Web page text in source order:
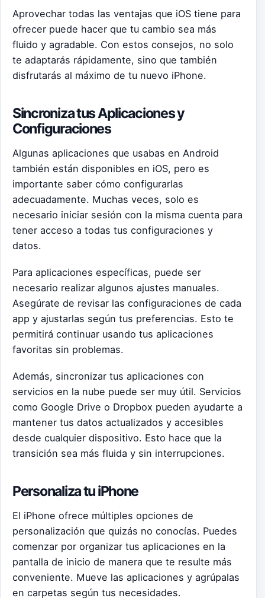
Aprovechar todas las ventajas que iOS tiene para
ofrecer puede hacer que tu cambio sea más
fluido y agradable. Con estos consejos, no solo
te adaptarás rápidamente, sino que también
disfrutarás al máximo de tu nuevo iPhone.
Sincroniza tus Aplicaciones y
Configuraciones
Algunas aplicaciones que usabas en Android
también están disponibles en iOS, pero es
importante saber cómo configurarlas
adecuadamente. Muchas veces, solo es
necesario iniciar sesión con la misma cuenta para
tener acceso a todas tus configuraciones y
datos.
Para aplicaciones específicas, puede ser
necesario realizar algunos ajustes manuales.
Asegúrate de revisar las configuraciones de cada
app y ajustarlas según tus preferencias. Esto te
permitirá continuar usando tus aplicaciones
favoritas sin problemas.
Además, sincronizar tus aplicaciones con
servicios en la nube puede ser muy útil. Servicios
como Google Drive o Dropbox pueden ayudarte a
mantener tus datos actualizados y accesibles
desde cualquier dispositivo. Esto hace que la
transición sea más fluida y sin interrupciones.
Personaliza tu iPhone
El iPhone ofrece múltiples opciones de
personalización que quizás no conocías. Puedes
comenzar por organizar tus aplicaciones en la
pantalla de inicio de manera que te resulte más
conveniente. Mueve las aplicaciones y agrúpalas
en carpetas según tus necesidades.